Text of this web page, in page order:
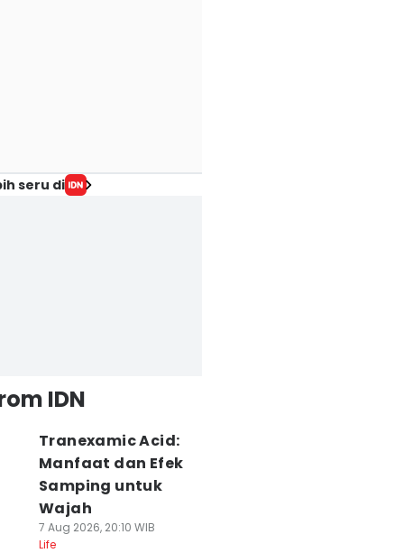
seru di
IDN
Tranexamic Acid:
Manfaat dan Efek
Samping untuk
Wajah
7 Aug 2026, 20:10 WIB
Life